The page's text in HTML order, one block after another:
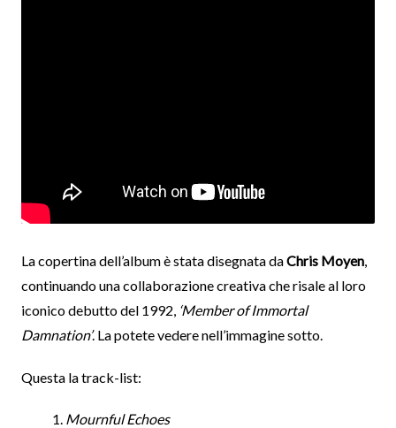
La copertina dell’album è stata disegnata daChris Moyen,
continuando una collaborazione creativa che risale al loro
iconico debutto del 1992, ‘Member of Immortal
Damnation’. La potete vedere nell’immagine sotto.
Questa la track-list:
Mournful Echoes